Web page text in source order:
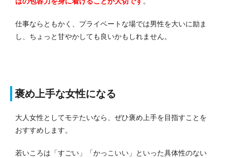
仕事ならともかく、プライベートな場では男性を大いに励ま
し、ちょっと甘やかしても良いかもしれません。
褒め上手な女性になる
大人女性としてモテたいなら、ぜひ褒め上手を目指すことを
おすすめします。
若いころは「すごい」「かっこいい」といった具体性のない